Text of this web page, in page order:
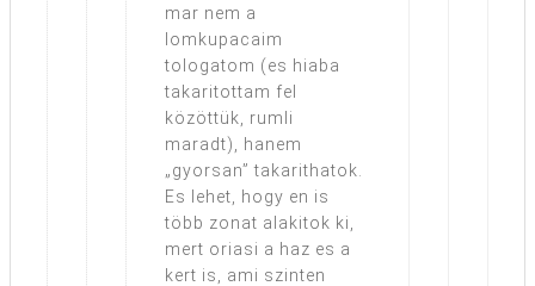
mar nem a
lomkupacaim
tologatom (es hiaba
takaritottam fel
közöttük, rumli
maradt), hanem
„gyorsan” takarithatok.
Es lehet, hogy en is
több zonat alakitok ki,
mert oriasi a haz es a
kert is, ami szinten